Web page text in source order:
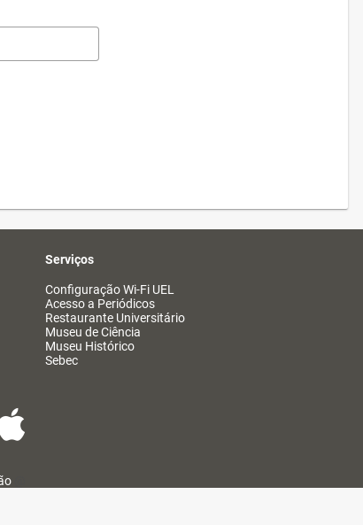
Serviços
Configuração Wi-Fi UEL
Acesso a Periódicos
Restaurante Universitário
Museu de Ciência
Museu Histórico
Sebec